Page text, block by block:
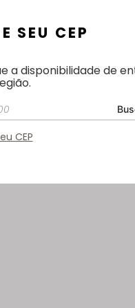
à mão e
SEU CEP
a disponibilidade de
CEP